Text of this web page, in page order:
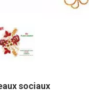
sociaux